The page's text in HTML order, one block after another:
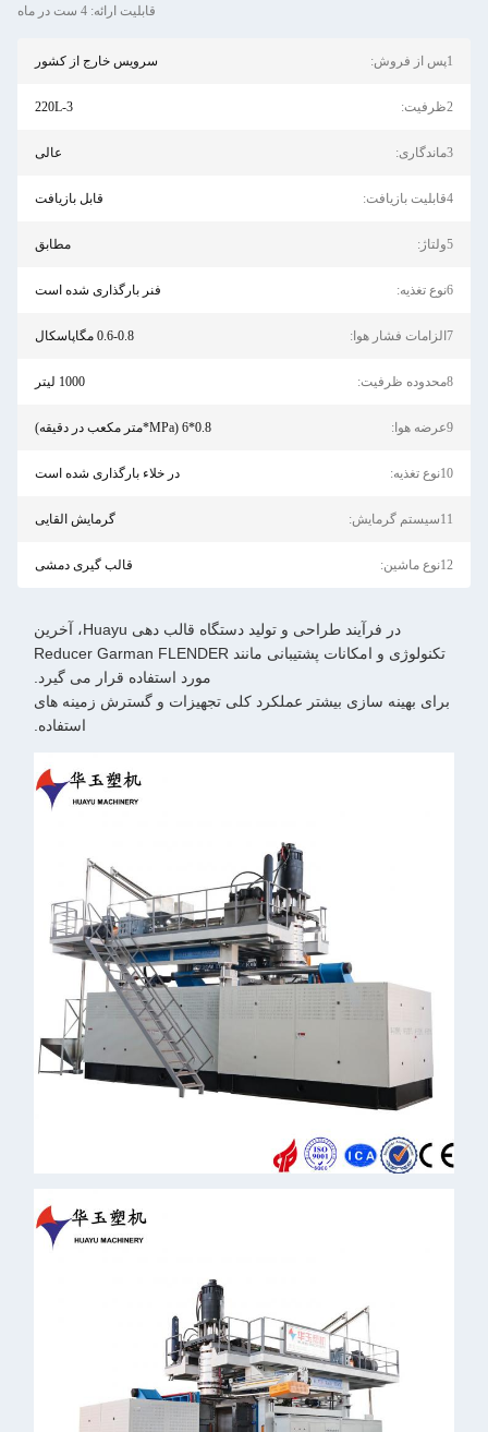
قابلیت ارائه: 4 ست در ماه
1پس از فروش: سرویس خارج از کشور
2ظرفیت: 220L-3
3ماندگاری: عالی
4قابلیت بازیافت: قابل بازیافت
5ولتاژ: مطابق
6نوع تغذیه: فنر بارگذاری شده است
7الزامات فشار هوا: 0.6-0.8 مگاپاسکال
8محدوده ظرفیت: 1000 لیتر
9عرضه هوا: 0.8*6 (MPa*متر مکعب در دقیقه)
10نوع تغذیه: در خلاء بارگذاری شده است
11سیستم گرمایش: گرمایش القایی
12نوع ماشین: قالب گیری دمشی
در فرآیند طراحی و تولید دستگاه قالب دهی Huayu، آخرین
تکنولوژی و امکانات پشتیبانی مانند Reducer Garman FLENDER
مورد استفاده قرار می گیرد.
برای بهینه سازی بیشتر عملکرد کلی تجهیزات و گسترش زمینه های
استفاده.